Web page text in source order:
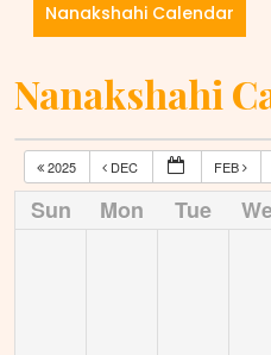
Nanakshahi Calendar
Nanakshahi
2025 DEC FEB
Sun Mon Tue